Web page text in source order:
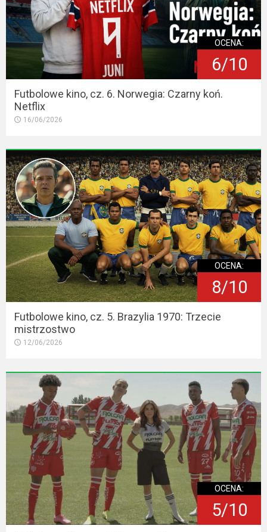
OCENA:
6/10
Futbolowe kino, cz. 6. Norwegia: Czarny koń.
Netflix
16/06/2026
OCENA:
8/10
Futbolowe kino, cz. 5. Brazylia 1970: Trzecie
mistrzostwo
12/06/2026
OCENA:
5/10